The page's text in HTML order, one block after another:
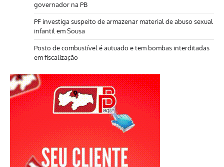
governador na PB
PF investiga suspeito de armazenar material de abuso sexual
infantil em Sousa
Posto de combustível é autuado e tem bombas interditadas
em fiscalização